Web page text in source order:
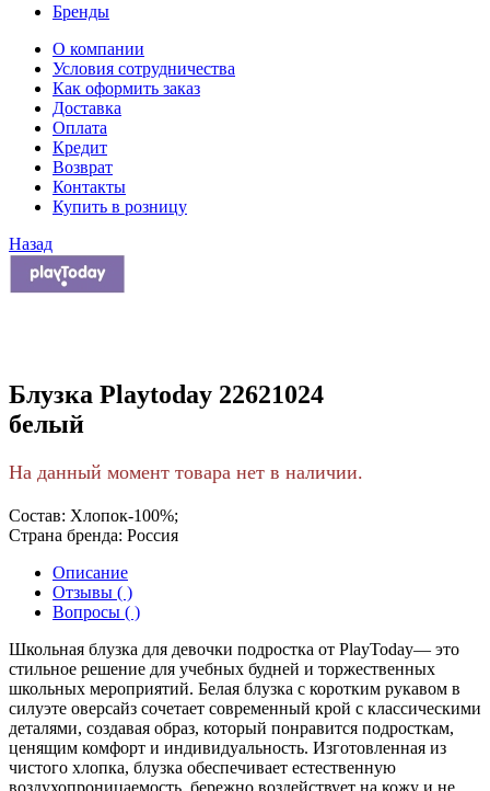
Бренды
О компании
Условия сотрудничества
Как оформить заказ
Доставка
Оплата
Кредит
Возврат
Контакты
Купить в розницу
Назад
Блузка Playtoday 22621024
белый
На данный момент товара нет в наличии.
Состав: Хлопок-100%;
Страна бренда: Россия
Описание
Отзывы ( )
Вопросы ( )
Школьная блузка для девочки подростка от PlayToday— это
стильное решение для учебных будней и торжественных
школьных мероприятий. Белая блузка с коротким рукавом в
силуэте оверсайз сочетает современный крой с классическими
деталями, создавая образ, который понравится подросткам,
ценящим комфорт и индивидуальность. Изготовленная из
чистого хлопка, блузка обеспечивает естественную